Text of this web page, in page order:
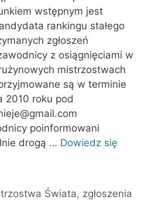
wstępnym jest
rankingu stałego
zgłoszeń
z osiągnięciami w
mistrzostwach
są w terminie
2010 roku pod
poinformowani
drogą … Dowiedz się
Świata, zgłoszenia